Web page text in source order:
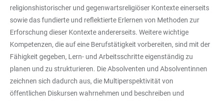
religionshistorischer und gegenwartsreligiöser Kontexte einerseits
sowie das fundierte und reflektierte Erlernen von Methoden zur
Erforschung dieser Kontexte andererseits. Weitere wichtige
Kompetenzen, die auf eine Berufstätigkeit vorbereiten, sind mit der
Fähigkeit gegeben, Lern- und Arbeitsschritte eigenständig zu
planen und zu strukturieren. Die Absolventen und Absolventinnen
zeichnen sich dadurch aus, die Multiperspektivität von
öffentlichen Diskursen wahrnehmen und beschreiben und